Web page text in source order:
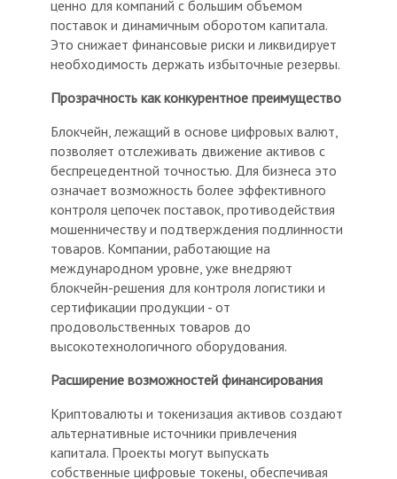
ценно для компаний с большим объемом
поставок и динамичным оборотом капитала.
Это снижает финансовые риски и ликвидирует
необходимость держать избыточные резервы.
Прозрачность как конкурентное преимущество
Блокчейн, лежащий в основе цифровых валют,
позволяет отслеживать движение активов с
беспрецедентной точностью. Для бизнеса это
означает возможность более эффективного
контроля цепочек поставок, противодействия
мошенничеству и подтверждения подлинности
товаров. Компании, работающие на
международном уровне, уже внедряют
блокчейн-решения для контроля логистики и
сертификации продукции - от
продовольственных товаров до
высокотехнологичного оборудования.
Расширение возможностей финансирования
Криптовалюты и токенизация активов создают
альтернативные источники привлечения
капитала. Проекты могут выпускать
собственные цифровые токены, обеспечивая